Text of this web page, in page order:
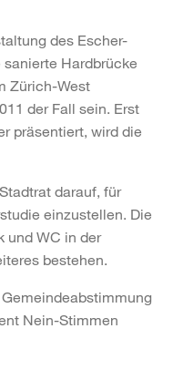
des Escher-
Hardbrücke
Zürich-West
der Fall sein. Erst
präsentiert, wird die
darauf, für
einzustellen. Die
und WC in der
bestehen.
Nein-Stimmen